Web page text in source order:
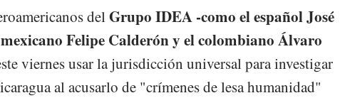
delGrupo IDEA -como el español José
Felipe Calderón y el colombiano Álvaro
viernes usar la jurisdicción universal para investigar
al acusarlo de "crímenes de lesa humanidad"